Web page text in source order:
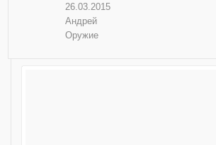
26.03.2015
Андрей
Оружие